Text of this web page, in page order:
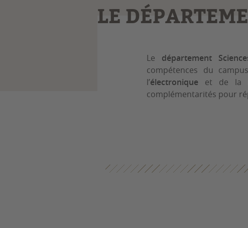
LE
Le département
compétences du
l’électronique et de la
complémentarités pour